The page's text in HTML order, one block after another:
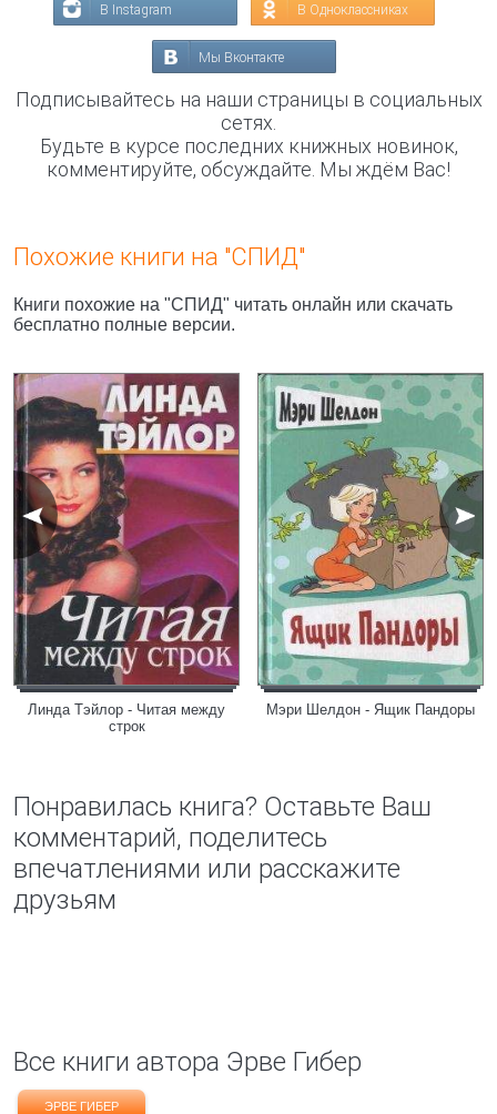
В Instagram В Одноклассниках
Мы Вконтакте
Подписывайтесь на наши страницы в социальных
сетях.
Будьте в курсе последних книжных новинок,
комментируйте, обсуждайте. Мы ждём Вас!
Похожие книги на "СПИД"
Книги похожие на "СПИД" читать онлайн или скачать
бесплатно полные версии.
Линда Тэйлор - Читая между
строк
Мэри Шелдон - Ящик Пандоры
Понравилась книга? Оставьте Ваш
комментарий, поделитесь
впечатлениями или расскажите
друзьям
Все книги автора Эрве Гибер
ЭРВЕ ГИБЕР